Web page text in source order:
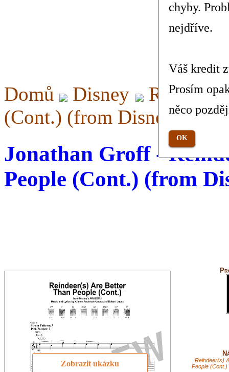
Domů Disney
(Cont.) (from Disney's
Jonathan Groff -
People (Cont.) (from
Zobrazit ukázku
Reindeer(s)
People
chyby.
nejdříve.
Váš kredit
Prosím
něco
OK